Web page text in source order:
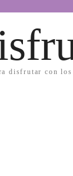
disfrutar con